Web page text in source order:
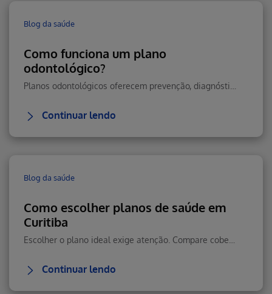
Blog da saúde
Como funciona um plano
odontológico?
Continuar lendo
Blog da saúde
Como escolher planos de saúde em
Curitiba
Continuar lendo